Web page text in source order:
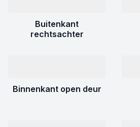
Buitenkant
rechtsachter
Binnenkant open deur